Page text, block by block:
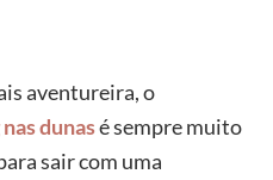
aventureira, o
dunasé sempre muito
sair com uma